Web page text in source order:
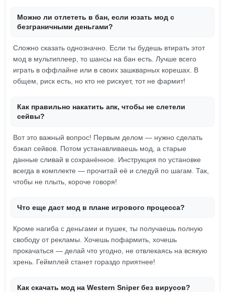
Можно ли отлететь в бан, если юзать мод с
безграничными деньгами?
Сложно сказать однозначно. Если ты будешь втирать этот
мод в мультиплеер, то шансы на бан есть. Лучше всего
играть в оффлайне или в своих зашкварных корешах. В
общем, риск есть, но кто не рискует, тот не фармит!
Как правильно накатить апк, чтобы не слетели
сейвы?
Вот это важный вопрос! Первым делом — нужно сделать
бэкап сейвов. Потом устанавливаешь мод, а старые
данные сливай в сохранённое. Инструкция по установке
всегда в комплекте — прочитай её и следуй по шагам. Так,
чтобы не плыть, короче говоря!
Что еще даст мод в плане игрового процесса?
Кроме нагиба с деньгами и пушек, ты получаешь полную
свободу от рекламы. Хочешь пофармить, хочешь
прокачаться — делай что угодно, не отвлекаясь на всякую
хрень. Геймплей станет гораздо приятнее!
Как скачать мод на Western Sniper без вирусов?